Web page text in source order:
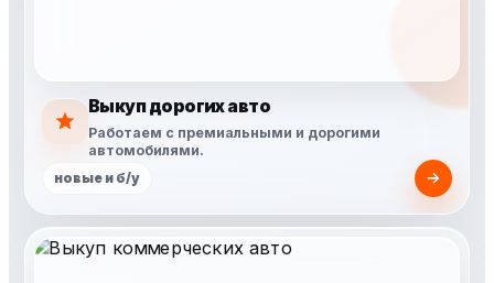
Выкуп дорогих авто
Работаем с премиальными и дорогими
автомобилями.
новые и б/у